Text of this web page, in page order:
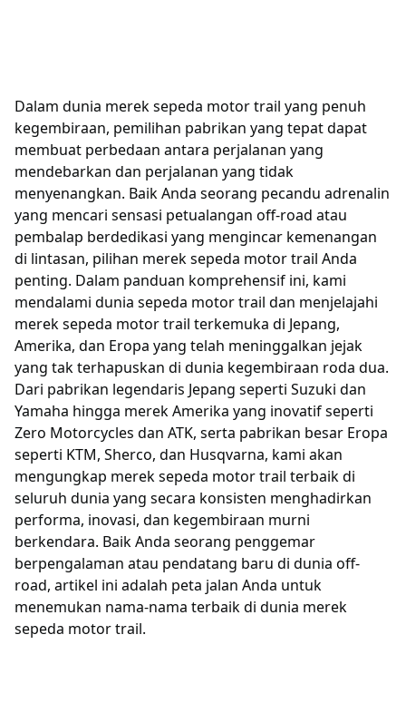
Dalam dunia merek sepeda motor trail yang penuh
kegembiraan, pemilihan pabrikan yang tepat dapat
membuat perbedaan antara perjalanan yang
mendebarkan dan perjalanan yang tidak
menyenangkan. Baik Anda seorang pecandu adrenalin
yang mencari sensasi petualangan off-road atau
pembalap berdedikasi yang mengincar kemenangan
di lintasan, pilihan merek sepeda motor trail Anda
penting. Dalam panduan komprehensif ini, kami
mendalami dunia sepeda motor trail dan menjelajahi
merek sepeda motor trail terkemuka di Jepang,
Amerika, dan Eropa yang telah meninggalkan jejak
yang tak terhapuskan di dunia kegembiraan roda dua.
Dari pabrikan legendaris Jepang seperti Suzuki dan
Yamaha hingga merek Amerika yang inovatif seperti
Zero Motorcycles dan ATK, serta pabrikan besar Eropa
seperti KTM, Sherco, dan Husqvarna, kami akan
mengungkap merek sepeda motor trail terbaik di
seluruh dunia yang secara konsisten menghadirkan
performa, inovasi, dan kegembiraan murni
berkendara. Baik Anda seorang penggemar
berpengalaman atau pendatang baru di dunia off-
road, artikel ini adalah peta jalan Anda untuk
menemukan nama-nama terbaik di dunia merek
sepeda motor trail.